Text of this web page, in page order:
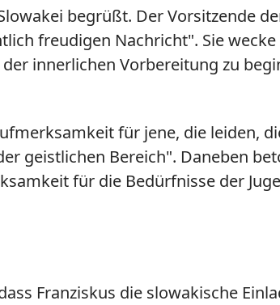
begrüßt. Der Vorsitzende
freudigen Nachricht". Sie
innerlichen Vorbereitung zu
für jene, die leiden,
geistlichen Bereich". Daneben
für die Bedürfnisse der
Franziskus die slowakische